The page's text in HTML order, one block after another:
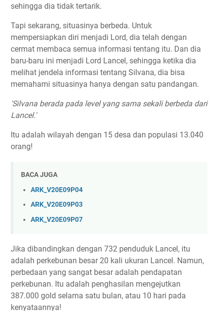
sehingga dia tidak tertarik.
Tapi sekarang, situasinya berbeda. Untuk
mempersiapkan diri menjadi Lord, dia telah dengan
cermat membaca semua informasi tentang itu. Dan dia
baru-baru ini menjadi Lord Lancel, sehingga ketika dia
melihat jendela informasi tentang Silvana, dia bisa
memahami situasinya hanya dengan satu pandangan.
'Silvana berada pada level yang sama sekali berbeda dari
Lancel.'
Itu adalah wilayah dengan 15 desa dan populasi 13.040
orang!
BACA JUGA
ARK_V20E09P04
ARK_V20E09P03
ARK_V20E09P07
Jika dibandingkan dengan 732 penduduk Lancel, itu
adalah perkebunan besar 20 kali ukuran Lancel. Namun,
perbedaan yang sangat besar adalah pendapatan
perkebunan. Itu adalah penghasilan mengejutkan
387.000 gold selama satu bulan, atau 10 hari pada
kenyataannya!